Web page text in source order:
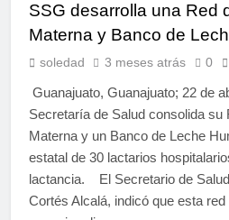
SSG desarrolla una Red
Materna y Banco de
soledad 3 meses atrás 0
Guanajuato, Guanajuato; 22 de
Secretaría de Salud consolida su
Materna y un Banco de Leche
estatal de 30 lactarios
lactancia. El Secretario de
Cortés Alcalá, indicó que esta